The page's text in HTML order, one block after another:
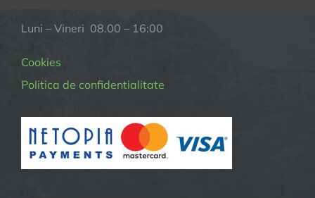
Luni – Vineri 08.00 – 16:00
Cookies
Politica de confidentialitate